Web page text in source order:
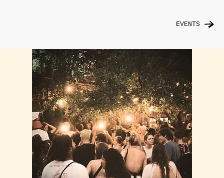
EVENTS